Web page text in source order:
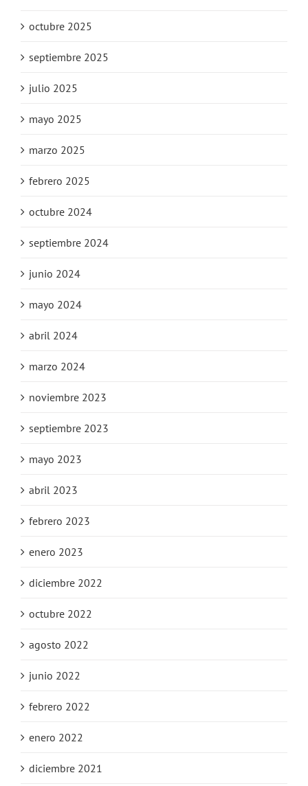
octubre 2025
septiembre 2025
julio 2025
mayo 2025
marzo 2025
febrero 2025
octubre 2024
septiembre 2024
junio 2024
mayo 2024
abril 2024
marzo 2024
noviembre 2023
septiembre 2023
mayo 2023
abril 2023
febrero 2023
enero 2023
diciembre 2022
octubre 2022
agosto 2022
junio 2022
febrero 2022
enero 2022
diciembre 2021